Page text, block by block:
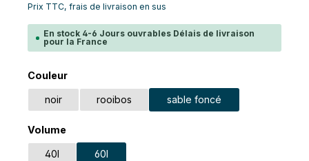
Prix TTC, frais de livraison en sus
En stock 4-6 Jours ouvrables Délais de livraison
pour la France
Sélectionnez
Couleur
noir rooibos sable foncé
Sélectionnez
Volume
40l 60l